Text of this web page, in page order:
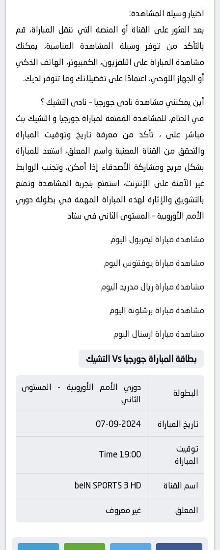
اختيار وسيلة المشاهدة:
بعد العثور على القناة أو المنصة التي تنقل المباراة، قم
بالتأكد من توفر وسيلة المشاهدة المناسبة، يمكنك
مشاهدة المباراة على التلفزيون، الكمبيوتر، الهاتف الذكي
أو الجهاز اللوحي، اعتمادًا على تفضيلاتك وما تتوفر لديك.
أين يمكنني مشاهدة ‎نادى جورجيا – نادى التشيك ؟
في الختام، للمشاهدة الممتعة لمباراة جورجيا و التشيك بث
مباشر على ، تأكد من معرفة تاريخ وتوقيت المباراة
والتحقق من القناة المعنية واسم المعلق، استعد للمباراة
بشكل مريح ومشاركة الأصدقاء إذا أمكن، وتجنب الروابط
غير الآمنة على الإنترنت، استمتع بتجربة المشاهدة وتمتع
بالتشويق والإثارة لهذه المباراة المهمة في بطولة دوري
الأمم الأوروبية – المستوى الثاني في ستاد
مشاهدة مباراة ليفربول اليوم
مشاهدة مباراة يوفنتوس اليوم
مشاهدة مباراة ريال مدريد اليوم
مشاهدة مباراة برشلونة اليوم
مشاهدة مباراة ارسنال اليوم
بطاقة المباراة جورجيا Vs التشيك
البطولة
دوري الأمم الأوروبية - المستوى
الثاني
تاريخ المباراة
07-09-2024
توقيت
المباراة
19:00 Time
اسم القناة
beIN SPORTS 3 HD
المعلق
غير معروف